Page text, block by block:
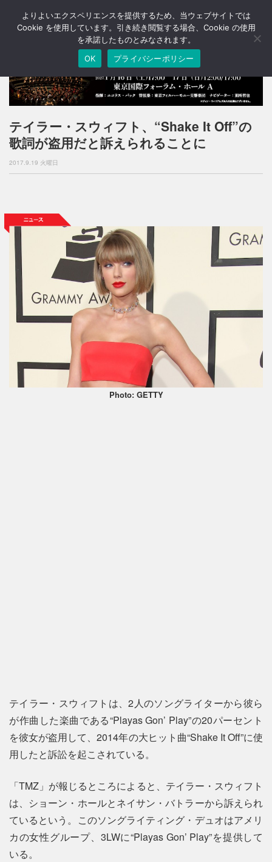
T
o
a
v
g
o
テイラー・スウィフト、“Shake It Off”の
歌詞が盗用だと訴えられることに
2017.9.19 火曜日
Photo: GETTY
テイラー・スウィフトは、2人のソングライターから彼ら
が作曲した楽曲である“Playas Gon’ Play”の20パーセント
を彼女が盗用して、2014年の大ヒット曲“Shake It Off”に使
用したと訴訟を起こされている。
「TMZ」が報じるところによると、テイラー・スウィフト
は、ショーン・ホールとネイサン・バトラーから訴えられ
ているという。このソングライティング・デュオはアメリ
カの女性グループ、3LWに“Playas Gon’ Play”を提供して
いる。
よりよいエクスペリエンスを提供するため、当ウェブサイトでは
Cookie を使用しています。引き続き閲覧する場合、Cookie の使用
を承諾したものとみなされます。
OK
プライバシーポリシー